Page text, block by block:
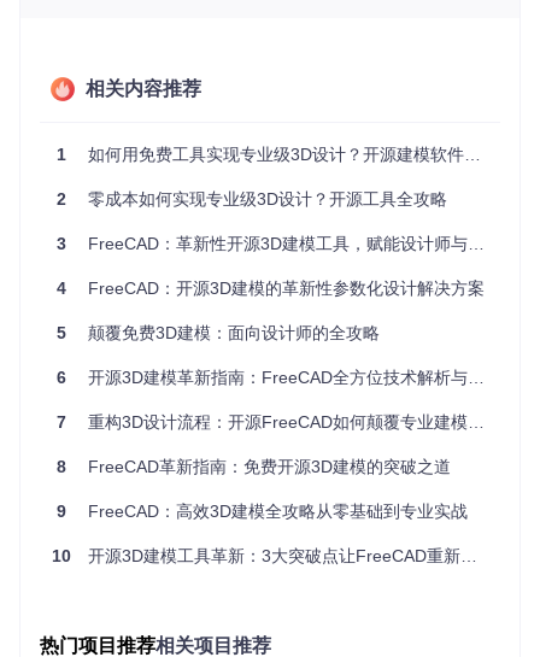
宽度和深度，直到找到最佳方案。完成设计后，你可以直接导
FreeCAD零件设计工作台展示参数化建模功能，适合创建书架
开源硬件项目往往需要频繁迭代设计。以 Arduino 扩展板为
例，使用FreeCAD的装配工作台，你可以将电路板、连接器和
外壳等零件虚拟组装，检查各部件之间的配合是否紧密，是否
迹，确保设计的合理性。
关系设置
小型建筑设计：可视化呈现空间布局
对于小型建筑项目或室内设计，FreeCAD的BIM工作台提供了
完整的解决方案。你可以绘制墙体、添加门窗、布置家具，甚
果。
相关内容推荐
1 如何用免费工具实现专业级3D设计？开源建模软件全攻略
2 零成本如何实现专业级3D设计？开源工具全攻略
3 FreeCAD：革新性开源3D建模工具，赋能设计师与工程师的创意实现
4 FreeCAD：开源3D建模的革新性参数化设计解决方案
5 颠覆免费3D建模：面向设计师的全攻略
6 开源3D建模革新指南：FreeCAD全方位技术解析与应用实践
7 重构3D设计流程：开源FreeCAD如何颠覆专业建模领域
8 FreeCAD革新指南：免费开源3D建模的突破之道
9 FreeCAD：高效3D建模全攻略从零基础到专业实战
10 开源3D建模工具革新：3大突破点让FreeCAD重新定义设计流程
热门项目推荐相关项目推荐